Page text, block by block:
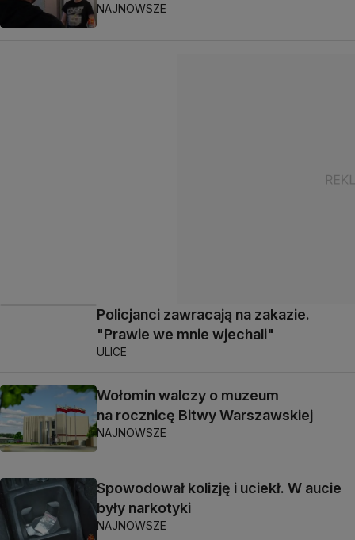
NAJNOWSZE
Policjanci zawracają na zakazie.
"Prawie we mnie wjechali"
ULICE
Wołomin walczy o muzeum
na rocznicę Bitwy Warszawskiej
NAJNOWSZE
Spowodował kolizję i uciekł. W aucie
były narkotyki
NAJNOWSZE